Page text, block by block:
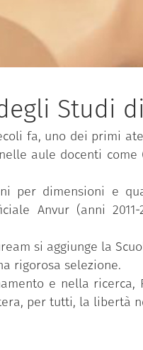
Studi
fa, uno dei primi
aule docenti
per dimensioni e
Anvur (anni
si aggiunge la
rigorosa selezione.
e nella
per tutti, la libertà